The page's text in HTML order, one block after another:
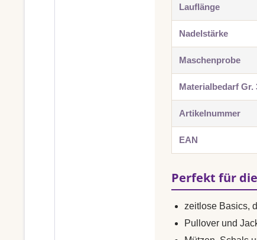
Lauflänge
Nadelstärke
Maschenprobe
Materialbedarf Gr.
Artikelnummer
EAN
Perfekt für
zeitlose Basics,
Pullover und